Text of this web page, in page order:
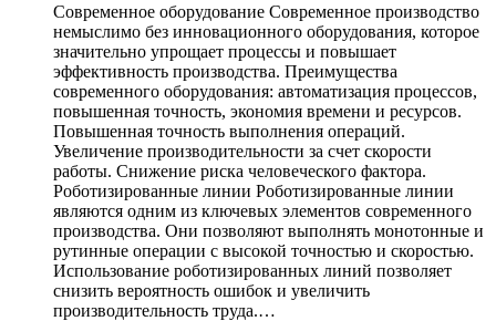
Современное оборудование Современное производство
немыслимо без инновационного оборудования, которое
значительно упрощает процессы и повышает
эффективность производства. Преимущества
современного оборудования: автоматизация процессов,
повышенная точность, экономия времени и ресурсов.
Повышенная точность выполнения операций.
Увеличение производительности за счет скорости
работы. Снижение риска человеческого фактора.
Роботизированные линии Роботизированные линии
являются одним из ключевых элементов современного
производства. Они позволяют выполнять монотонные и
рутинные операции с высокой точностью и скоростью.
Использование роботизированных линий позволяет
снизить вероятность ошибок и увеличить
производительность труда.…